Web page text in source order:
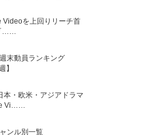
Videoを上回りリーチ首
……
末動員ランキング
】
本・欧米・アジアドラマ
Vi……
ンル別一覧